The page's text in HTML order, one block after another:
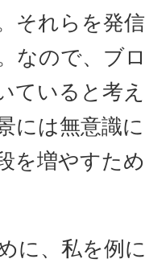
それらを発
なので、ブ
ていると考
には無意識
を増やすた
に、私を例